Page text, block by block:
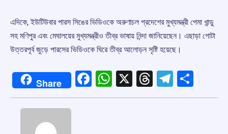
এদিকে, ইউটিউবার পারস সিঙের ভিডিওকে অরুণাচল প্রদেশের মুখ্যমন্ত্রী পেমা খান্ডু
সহ মণিপুর এবং মেঘালয়ের মুখ্যমন্ত্রীও তীব্র ভাষায় নিন্দা জানিয়েছেন। এছাড়া গোটা
উত্তরপূর্ব জুড়ে পারসের ভিডিওকে ঘিরে তীব্র আলোড়ন সৃষ্টি হয়েছে।
Share Facebook
WhatsApp
X Threads